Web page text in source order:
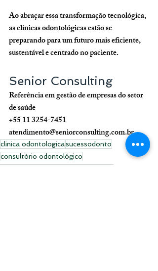
Ao abraçar essa transformação tecnológica,
as clínicas odontológicas estão se
preparando para um futuro mais eficiente,
sustentável e centrado no paciente.
Senior Consulting
Referência em gestão de empresas do setor
de saúde
+55 11 3254-7451
atendimento@seniorconsulting.com.br
clinica odontologicasucessodonto
consultório odontológico